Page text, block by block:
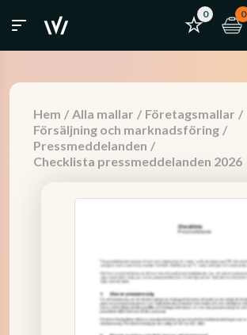
0 0
Hem / Alla mallar / Företagsmallar /
Försäljning och marknadsföring /
Pressmeddelanden /
Checklista pressmeddelanden 2026